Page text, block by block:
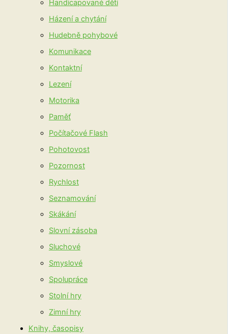
Handicapované děti
Házení a chytání
Hudebně pohybové
Komunikace
Kontaktní
Lezení
Motorika
Paměť
Počítačové Flash
Pohotovost
Pozornost
Rychlost
Seznamování
Skákání
Slovní zásoba
Sluchové
Smyslové
Spolupráce
Stolní hry
Zimní hry
Knihy, časopisy